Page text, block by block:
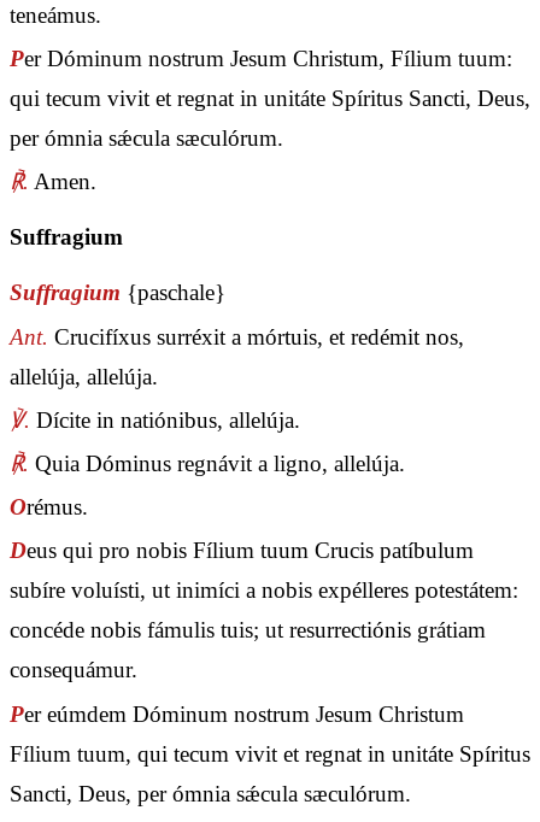
teneámus.
Per Dóminum nostrum Jesum Christum, Fílium tuum:
qui tecum vivit et regnat in unitáte Spíritus Sancti, Deus,
per ómnia sǽcula sæculórum.
℟. Amen.
Suffragium
Suffragium {paschale}
Ant. Crucifíxus surréxit a mórtuis, et redémit nos,
allelúja, allelúja.
℣. Dícite in natiónibus, allelúja.
℟. Quia Dóminus regnávit a ligno, allelúja.
Orémus.
Deus qui pro nobis Fílium tuum Crucis patíbulum
subíre voluísti, ut inimíci a nobis expélleres potestátem:
concéde nobis fámulis tuis; ut resurrectiónis grátiam
consequámur.
Per eúmdem Dóminum nostrum Jesum Christum
Fílium tuum, qui tecum vivit et regnat in unitáte Spíritus
Sancti, Deus, per ómnia sǽcula sæculórum.